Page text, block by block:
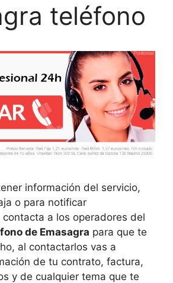
teléfono
información del servicio,
o para notificar
a los operadores del
de Emasagra para que te
al contactarlos vas a
de tu contrato, factura,
y de cualquier tema que te